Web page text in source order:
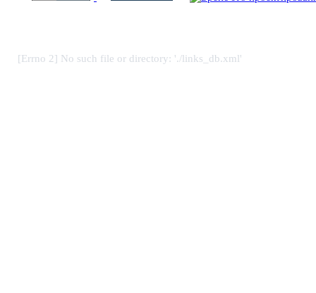
[Errno 2] No such file or directory: './links_db.xml'